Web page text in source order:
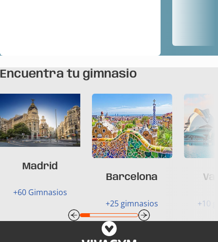
Encuentra tu gimnasio
Madrid
+60 Gimnasios
Barcelona
+25 gimnasios +10